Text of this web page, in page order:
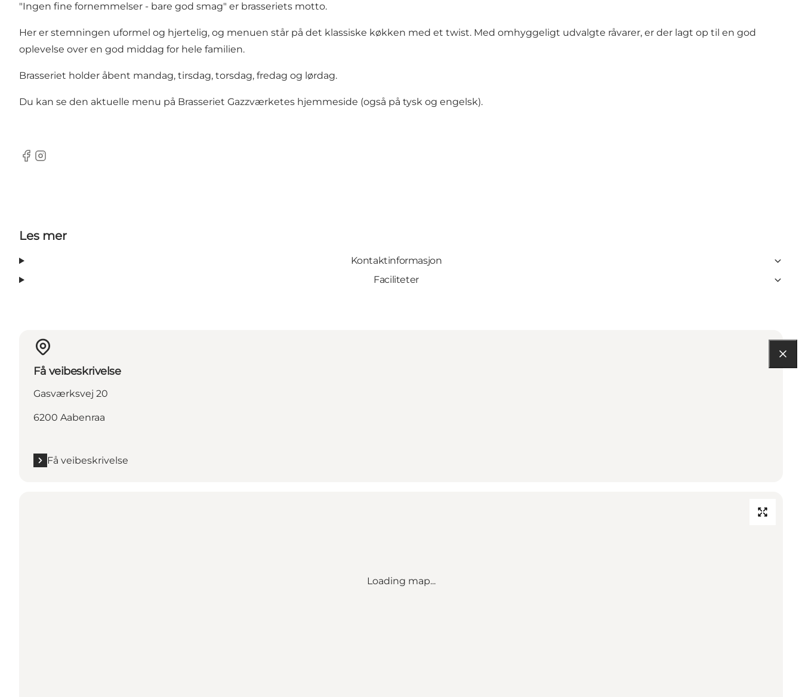
"Ingen fine fornemmelser - bare god smag" er brasseriets motto.
Her er stemningen uformel og hjertelig, og menuen står på det klassiske køkken med et twist. Med omhyggeligt udvalgte råvarer, er der lagt op til en god
oplevelse over en god middag for hele familien.
Brasseriet holder åbent mandag, tirsdag, torsdag, fredag og lørdag.
Du kan se den aktuelle menu på Brasseriet Gazzværketes hjemmeside (også på tysk og engelsk).
Facebook
Instagram
Les mer
Kontaktinformasjon
Faciliteter
Få veibeskrivelse
Gasværksvej 20
6200 Aabenraa
Få veibeskrivelse
Loading map...